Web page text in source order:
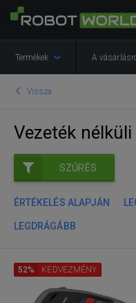
Termékek A
Vissza
Vezeték
SZŰRÉS
ÉRTÉKELÉS ALAPJÁN
LEGDRÁGÁBB
52% KEDVEZMÉNY